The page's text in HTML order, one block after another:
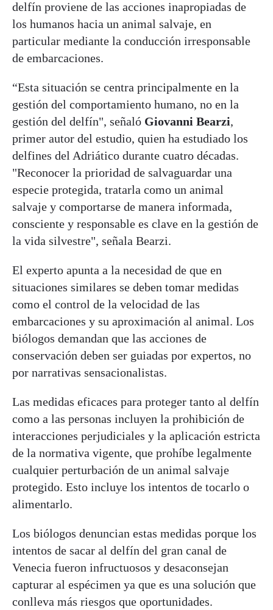
delfín proviene de las acciones inapropiadas de
los humanos hacia un animal salvaje, en
particular mediante la conducción irresponsable
de embarcaciones.
“Esta situación se centra principalmente en la
gestión del comportamiento humano, no en la
gestión del delfín", señaló Giovanni Bearzi,
primer autor del estudio, quien ha estudiado los
delfines del Adriático durante cuatro décadas.
"Reconocer la prioridad de salvaguardar una
especie protegida, tratarla como un animal
salvaje y comportarse de manera informada,
consciente y responsable es clave en la gestión de
la vida silvestre", señala Bearzi.
El experto apunta a la necesidad de que en
situaciones similares se deben tomar medidas
como el control de la velocidad de las
embarcaciones y su aproximación al animal. Los
biólogos demandan que las acciones de
conservación deben ser guiadas por expertos, no
por narrativas sensacionalistas.
Las medidas eficaces para proteger tanto al delfín
como a las personas incluyen la prohibición de
interacciones perjudiciales y la aplicación estricta
de la normativa vigente, que prohíbe legalmente
cualquier perturbación de un animal salvaje
protegido. Esto incluye los intentos de tocarlo o
alimentarlo.
Los biólogos denuncian estas medidas porque los
intentos de sacar al delfín del gran canal de
Venecia fueron infructuosos y desaconsejan
capturar al espécimen ya que es una solución que
conlleva más riesgos que oportunidades.